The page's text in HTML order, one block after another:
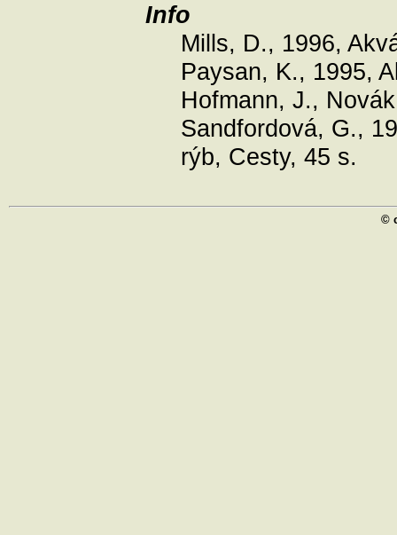
Info
Mills, D., 1996,
Paysan, K., 1995,
Hofmann, J.,
Sandfordová, G.,
rýb, Cesty, 45 s.
©